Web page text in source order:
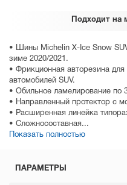
Подходит на
• Шины Michelin X-Ice Snow
зиме 2020/2021.
• Фрикционная авторезина
автомобилей SUV.
• Обильное ламелирование по
• Направленный протектор с
• Расширенная линейка
• Сложносоставная...
Показать полностью
ПАРАМЕТРЫ